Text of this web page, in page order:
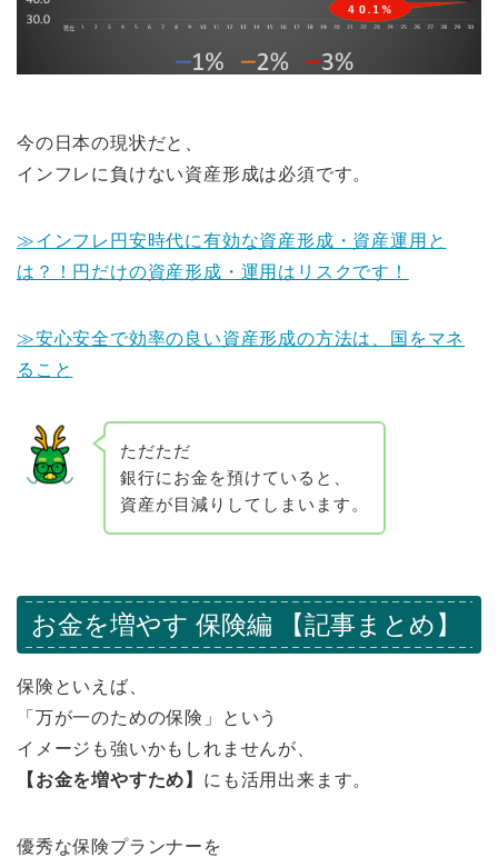
今の日本の現状だと、
インフレに負けない資産形成は必須です。
≫インフレ円安時代に有効な資産形成・資産運用と
は？！円だけの資産形成・運用はリスクです！
≫安心安全で効率の良い資産形成の方法は、国をマネ
ること
ただただ
銀行にお金を預けていると、
資産が目減りしてしまいます。
お金を増やす 保険編 【記事まとめ】
保険といえば、
「万が一のための保険」という
イメージも強いかもしれませんが、
【お金を増やすため】 にも活用出来ます。
優秀な保険プランナーを